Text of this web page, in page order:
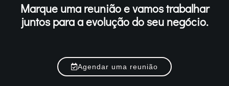
Marque uma reunião e vamos trabalhar
juntos para a evolução do seu negócio.
Agendar uma reunião